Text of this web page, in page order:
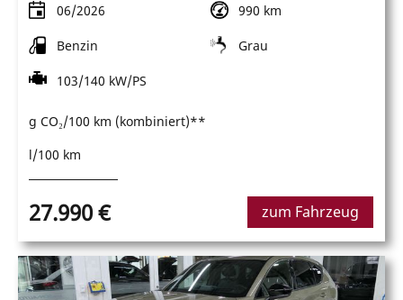
06/2026 990 km
Benzin Grau
103/140 kW/PS
g CO₂/100 km (kombiniert)**
l/100 km
27.990 € zum Fahrzeug